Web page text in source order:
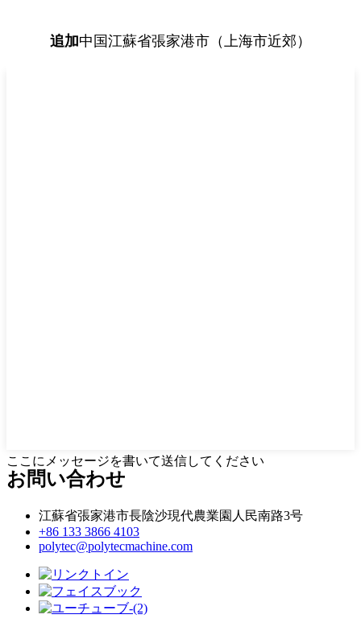
追加中国江蘇省張家港市（上海市近郊）
ここにメッセージを書いて送信してください
お問い合わせ
江蘇省張家港市長陰沙現代農業園人民南路3号
+86 133 3866 4103
polytec@polytecmachine.com